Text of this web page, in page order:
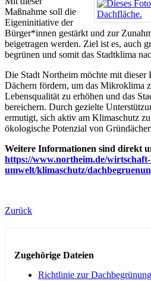
Maßnahme soll die
Eigeninitiative der
Bürger*innen gestärkt und zur
beigetragen werden. Ziel ist es, auch
begrünen und somit das Stadtklima
Die Stadt Northeim möchte mit
Dächern fördern, um das Mikroklima
Lebensqualität zu erhöhen und das
bereichern. Durch gezielte
ermutigt, sich aktiv am Klimaschutz
ökologische Potenzial von
Weitere Informationen sind direkt
https://www.northeim.de/
umwelt/klimaschutz/
Zurück
Zugehörige Dateien
Richtlinie zur